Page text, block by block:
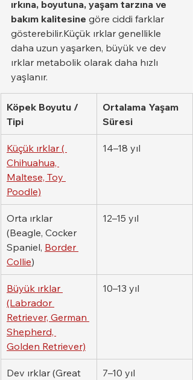
ırkına, boyutuna, yaşam tarzına ve
bakım kalitesine göre ciddi farklar
gösterebilir.Küçük ırklar genellikle
daha uzun yaşarken, büyük ve dev
ırklar metabolik olarak daha hızlı
yaşlanır.
Köpek Boyutu /
Tipi
Ortalama Yaşam
Süresi
Küçük ırklar (
Chihuahua,
Maltese, Toy
Poodle)
14–18 yıl
Orta ırklar
(Beagle, Cocker
Spaniel, Border
Collie)
12–15 yıl
Büyük ırklar
(Labrador
Retriever, German
Shepherd,
Golden Retriever)
10–13 yıl
Dev ırklar (Great
7–10 yıl